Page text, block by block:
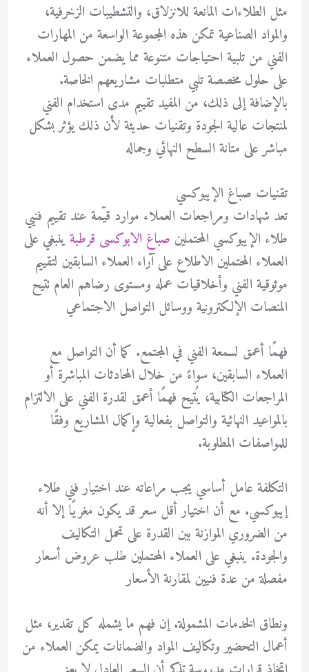
مثل الطلاءات المانعة للانزلاق، والتشطيبات الزخرفية،
والمواد الصناعية تمكن هذه المجموعة الواسعة من المهارات
الفني من تلبية احتياجات متنوعة مما يضمن حصول العملاء
على حلول مخصصة تلبي متطلبات مشاريعهم الخاصة.
بالإضافة إلى ذلك، من المفيد تقييم مدى استخدام الفني
لمنتجات عالية الجودة وتقنيات حديثة لأن ذلك يؤثر بشكل
مباشر على متانة السطح النهائي وجماله
تقنيات صباغ الإيبوكسي
تعد شهادات ومراجعات العملاء موارد قيّمة عند تقييم فنيي
طلاء الإيبوكسي المحتملين صباغ الابوكسى قرطبة ينبغي على
العملاء المحتملين الاطلاع على آراء العملاء السابقين لتقييم
موثوقية الفني وأخلاقيات عمله ومستوى رضاهم العام تتيح
المنصات الإلكترونية ووسائل التواصل الاجتماعي
فهمًا أعمق لسمعة الفني في المجتمع. كما أن التواصل مع
العملاء السابقين، سواءً من خلال المحادثات المباشرة أو
المراجعات الكتابية، يُتيح فهمًا أعمق لقدرة الفني على الالتزام
بالمواعيد النهائية والتواصل بفعالية وإكمال المشاريع وفقًا
للمواصفات المطلوبة.
التكلفة عامل أساسي يجب مراعاته عند اختيار فني طلاء
إيبوكسي. مع أن اختيار أقل سعر قد يكون مغريًا إلا أنه
من الضروري الموازنة بين القدرة على تحمل التكاليف
والجودة. ينبغي على العملاء المحتملين طلب عروض أسعار
مفصلة من عدة فنيين لمقارنة الأسعار
ونطاق الخدمات المشمولة. إن فهم ما يشمله كل تقدير، مثل
أعمال التحضير وتكاليف المواد والضمانات يمكن العملاء من